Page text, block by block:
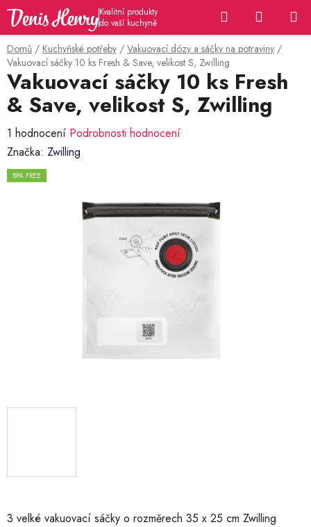
Přejít
obsah
Hledat
KOŠÍK
Domů / Kuchyňské potřeby / Vakuovací dózy a sáčky na potraviny /
Vakuovací sáčky 10 ks Fresh & Save, velikost S, Zwilling
3 velké vakuovací sáčky o rozměrech 35 x 25 cm Zwilling
Vakuovací sáčky 10 ks Fresh
& Save, velikost S, Zwilling
Průměrné
hodnocení
produktu
1 hodnocení Podrobnosti hodnocení
Značka: Zwilling
BPA FREE